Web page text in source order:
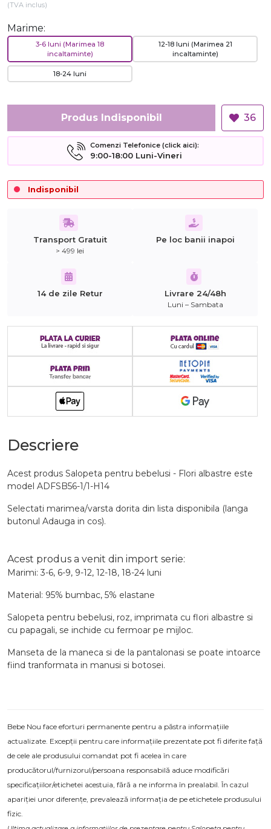
(TVA inclus)
Marime:
3-6 luni (Marimea 18
incaltaminte)
12-18 luni (Marimea 21
incaltaminte)
18-24 luni
Produs Indisponibil 36
Comenzi Telefonice (click aici):
9:00-18:00 Luni-Vineri
Indisponibil
Transport Gratuit
> 499 lei
Pe loc banii inapoi
14 de zile Retur Livrare 24/48h
Luni – Sambata
Descriere
Acest produs Salopeta pentru bebelusi - Flori albastre este
model ADFSB56-1/1-H14
Selectati marimea/varsta dorita din lista disponibila (langa
butonul Adauga in cos).
Acest produs a venit din import serie:
Marimi: 3-6, 6-9, 9-12, 12-18, 18-24 luni
Material: 95% bumbac, 5% elastane
Salopeta pentru bebelusi, roz, imprimata cu flori albastre si
cu papagali, se inchide cu fermoar pe mijloc.
Manseta de la maneca si de la pantalonasi se poate intoarce
fiind tranformata in manusi si botosei.
Bebe Nou face eforturi permanente pentru a păstra informațiile
actualizate. Excepții pentru care informațiile prezentate pot fi diferite față
de cele ale produsului comandat pot fi acelea în care
producătorul/furnizorul/persoana responsabilă aduce modificări
specificațiilor/etichetei acestuia, fără a ne informa în prealabil. În cazul
apariției unor diferențe, prevalează informația de pe etichetele produsului
fizic.